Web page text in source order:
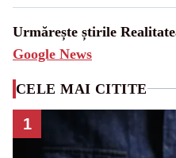
Urmărește știrile
Google News
CELE MAI CITITE
1